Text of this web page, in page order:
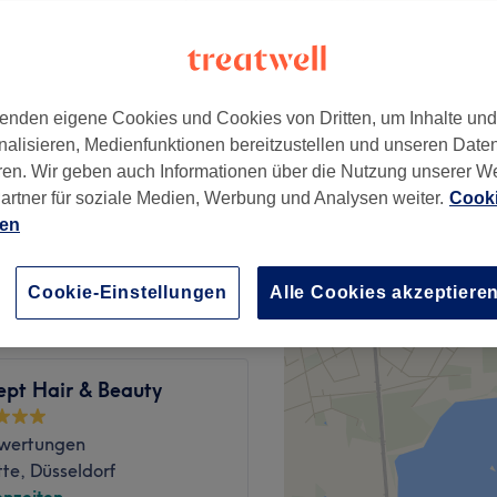
95 €
145 €
Hair & Beauty
Düsseldorf
eigene Cookies und Cookies von Dritten, um Inhalte
Medienfunktionen bereitzustellen und unseren
Wir geben auch Informationen über die Nutzung unserer
für soziale Medien, Werbung und Analysen weiter.
Cookie-Einstellungen Alle Cookies akzeptieren